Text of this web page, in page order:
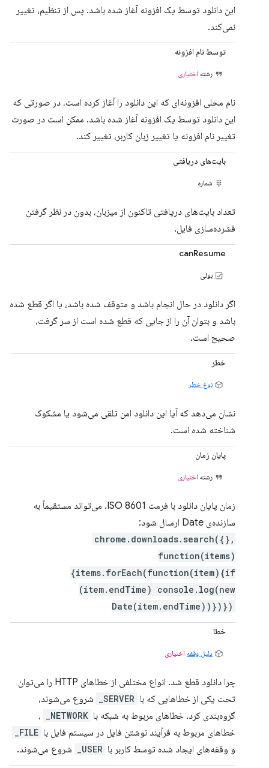
این دانلود توسط یک افزونه آغاز شده باشد. پس از تنظیم، تغییر
نمی‌کند.
توسط نام افزونه
رشته اختیاری
نام محلی افزونه‌ای که این دانلود را آغاز کرده است، در صورتی که
این دانلود توسط یک افزونه آغاز شده باشد. ممکن است در صورت
تغییر نام افزونه یا تغییر زبان کاربر، تغییر کند.
بایت‌های دریافتی
شماره
تعداد بایت‌های دریافتی تاکنون از میزبان، بدون در نظر گرفتن
فشرده‌سازی فایل.
canResume
بولی
اگر دانلود در حال انجام باشد و متوقف شده باشد، یا اگر قطع شده
باشد و بتوان آن را از جایی که قطع شده است از سر گرفت،
صحیح است.
خطر
نوع خطر
نشان می‌دهد که آیا این دانلود امن تلقی می‌شود یا مشکوک
شناخته شده است.
پایان زمان
رشته اختیاری
زمان پایان دانلود با فرمت ISO 8601. می‌تواند مستقیماً به
سازنده‌ی Date ارسال شود:
chrome.downloads.search({},
function(items)
{items.forEach(function(item){if
(item.endTime) console.log(new
Date(item.endTime))})})
خطا
دلیل وقفه اختیاری
چرا دانلود قطع شد. انواع مختلفی از خطاهای HTTP را می‌توان
تحت یکی از خطاهایی که با SERVER_
شروع می‌شوند،
گروه‌بندی کرد. خطاهای مربوط به شبکه با NETWORK_
،
خطاهای مربوط به فرآیند نوشتن فایل در سیستم فایل با FILE_
و وقفه‌های ایجاد شده توسط کاربر با USER_ شروع می‌شوند.